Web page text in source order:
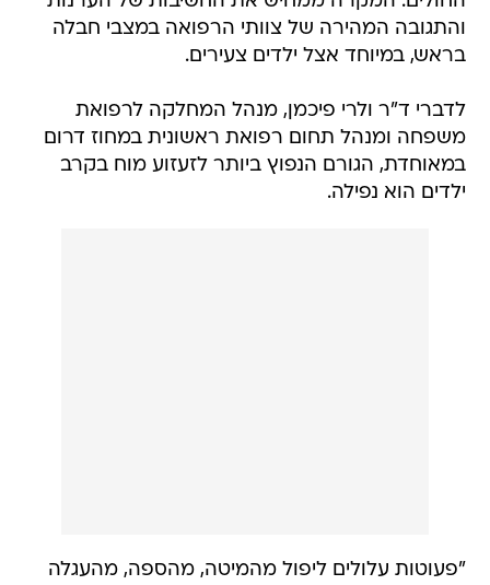
והתגובה המהירה של צוותי הרפואה במצבי חבלה
בראש, במיוחד אצל ילדים צעירים.
לדברי ד"ר ולרי פיכמן, מנהל המחלקה לרפואת
משפחה ומנהל תחום רפואת ראשונית במחוז דרום
במאוחדת, הגורם הנפוץ ביותר לזעזוע מוח בקרב
ילדים הוא נפילה.
"פעוטות עלולים ליפול מהמיטה, מהספה, מהעגלה